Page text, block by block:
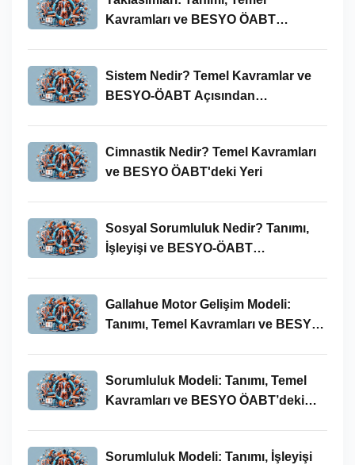
Kavramları ve BESYO ÖABT
Sistem Nedir? Temel Kavramlar ve
BESYO-ÖABT Açısından
Cimnastik Nedir? Temel Kavramları
ve BESYO ÖABT'deki Yeri
Sosyal Sorumluluk Nedir? Tanımı,
İşleyişi ve BESYO-ÖABT
Gallahue Motor Gelişim Modeli:
Tanımı, Temel Kavramları ve BESYO-
Sorumluluk Modeli: Tanımı, Temel
Kavramları ve BESYO ÖABT’deki
Sorumluluk Modeli: Tanımı, İşleyişi